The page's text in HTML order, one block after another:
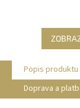
Popis produktu
Doprava a